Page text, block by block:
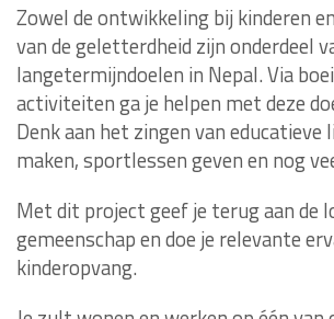
Zowel de ontwikkeling bij kinderen
van de geletterdheid zijn onderdeel
langetermijndoelen in Nepal. Via
activiteiten ga je helpen met deze
Denk aan het zingen van educatieve
maken, sportlessen geven en nog
Met dit project geef je terug aan de
gemeenschap en doe je relevante
kinderopvang.